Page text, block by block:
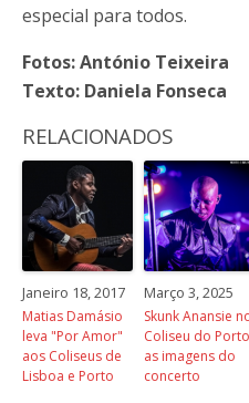
especial para todos.
Fotos: António Teixeira
Texto: Daniela Fonseca
RELACIONADOS
Janeiro 18, 2017
Matias Damásio
leva "Por Amor"
aos Coliseus de
Lisboa e Porto
Março 3, 2025
Skunk Anansie
Coliseu do
as imagens do
concerto